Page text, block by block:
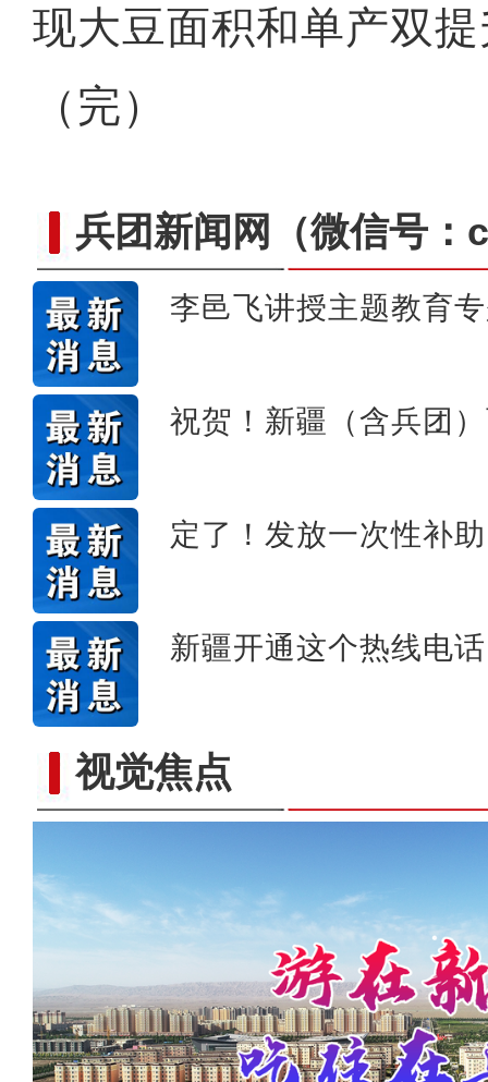
现大豆面积和单产双
（完）
兵团新闻网 （微信号
李邑飞讲授主题教育
祝贺！新疆（含兵团
定了！发放一次性补
新疆开通这个热线电
视觉焦点新疆兵团昆玉市 沙海中